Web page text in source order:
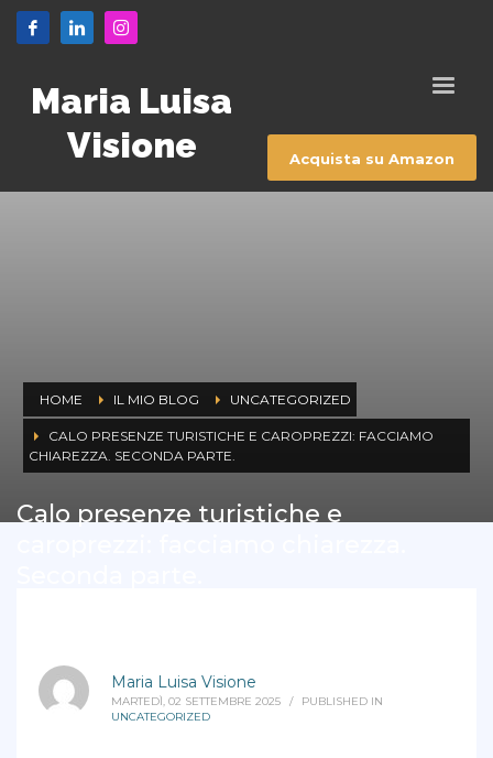
Maria Luisa
Visione
Acquista su Amazon
HOME IL MIO BLOG UNCATEGORIZED
CALO PRESENZE TURISTICHE E CAROPREZZI: FACCIAMO
CHIAREZZA. SECONDA PARTE.
Calo presenze turistiche e
Maria Luisa Visione
MARTEDÌ, 02 SETTEMBRE 2025 /
PUBLISHED IN
UNCATEGORIZED